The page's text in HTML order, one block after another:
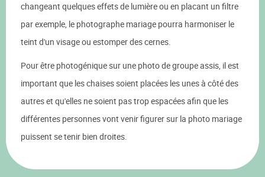
changeant quelques effets de lumière ou en placant un filtre
par exemple, le photographe mariage pourra harmoniser le
teint d'un visage ou estomper des cernes.
Pour être photogénique sur une photo de groupe assis, il est
important que les chaises soient placées les unes à côté des
autres et qu'elles ne soient pas trop espacées afin que les
différentes personnes vont venir figurer sur la photo mariage
puissent se tenir bien droites.